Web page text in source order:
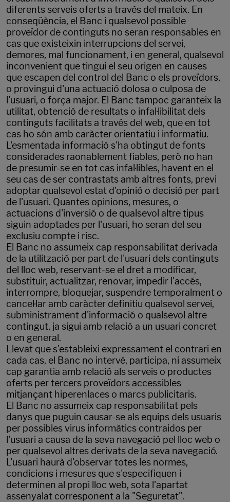
diferents serveis oferts a través del mateix. En
conseqüència, el Banc i qualsevol possible
proveïdor de continguts no seran responsables en
cas que existeixin interrupcions del servei,
demores, mal funcionament, i en general, qualsevol
inconvenient que tingui el seu origen en causes
que escapen del control del Banc o els proveïdors,
o provingui d'una actuació dolosa o culposa de
l'usuari, o força major. El Banc tampoc garanteix la
utilitat, obtenció de resultats o infal·libilitat dels
continguts facilitats a través del web, que en tot
cas ho són amb caràcter orientatiu i informatiu.
L'esmentada informació s'ha obtingut de fonts
considerades raonablement fiables, però no han
de presumir-se en tot cas infal·libles, havent en el
seu cas de ser contrastats amb altres fonts, previ
adoptar qualsevol estat d'opinió o decisió per part
de l'usuari. Quantes opinions, mesures, o
actuacions d'inversió o de qualsevol altre tipus
siguin adoptades per l'usuari, ho seran del seu
exclusiu compte i risc.
El Banc no assumeix cap responsabilitat derivada
de la utilització per part de l'usuari dels continguts
del lloc web, reservant-se el dret a modificar,
substituir, actualitzar, renovar, impedir l'accés,
interrompre, bloquejar, suspendre temporalment o
cancel·lar amb caràcter definitiu qualsevol servei,
subministrament d'informació o qualsevol altre
contingut, ja sigui amb relació a un usuari concret
o en general.
Llevat que s'estableixi expressament el contrari en
cada cas, el Banc no intervé, participa, ni assumeix
cap garantia amb relació als serveis o productes
oferts per tercers proveïdors accessibles
mitjançant hiperenlaces o marcs publicitaris.
El Banc no assumeix cap responsabilitat pels
danys que puguin causar-se als equips dels usuaris
per possibles virus informàtics contraidos per
l'usuari a causa de la seva navegació pel lloc web o
per qualsevol altres derivats de la seva navegació.
L'usuari haurà d'observar totes les normes,
condicions i mesures que s'especifiquen i
determinen al propi lloc web, sota l'apartat
assenyalat corresponent a la "Seguretat".